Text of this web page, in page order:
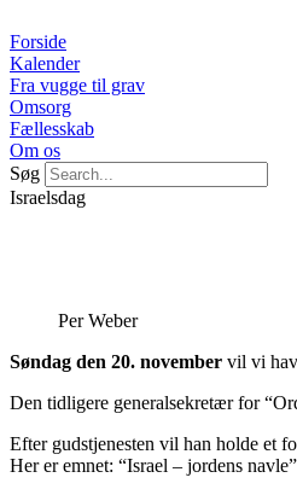
til
indhold
Forside
Kalender
Fra vugge til grav
Omsorg
Fællesskab
Om os
Søg
Israelsdag
Per Weber
Søndag den 20. november vil vi
Den tidligere generalsekretær for
Efter gudstjenesten vil han holde et
Her er emnet: “Israel – jordens navle”